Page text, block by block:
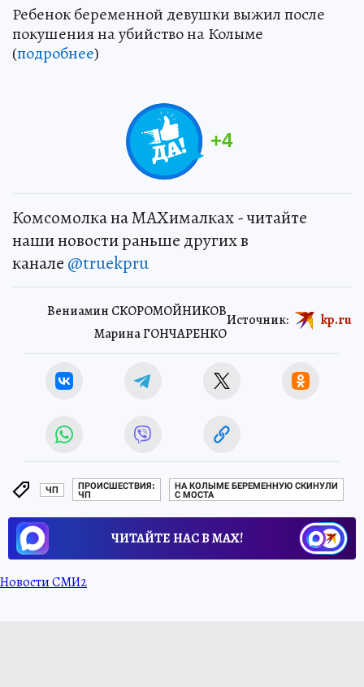
Ребенок беременной девушки выжил после
покушения на убийство на Колыме
(подробнее)
+4
Комсомолка на MAXималках - читайте
наши новости раньше других в
канале @truekpru
Вениамин СКОРОМОЙНИКОВ
Марина ГОНЧАРЕНКО
Источник: kp.ru
ЧП
ПРОИСШЕСТВИЯ:
ЧП
НА КОЛЫМЕ БЕРЕМЕННУЮ СКИНУЛИ
С МОСТА
ЧИТАЙТЕ НАС В МАХ!
Новости СМИ2